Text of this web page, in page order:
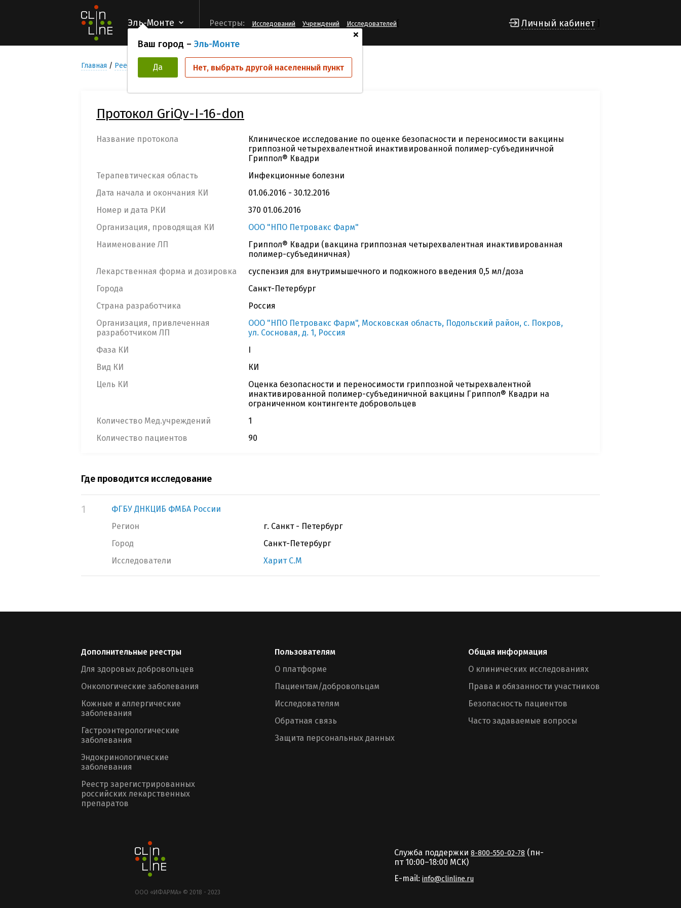
Эль-Монте
+
Ваш город – Эль-Монте
Да Нет, выбрать другой населенный пункт
Реестры: Исследований Учреждений Исследователей Личный кабинет
Главная Реестр Клинических исследований GriQv-I-16-don
Протокол GriQv-I-16-don
Название протокола
Клиническое исследование по оценке безопасности и переносимости вакцины
гриппозной четырехвалентной инактивированной полимер-субъединичной
Гриппол® Квадри
Терапевтическая область
Инфекционные болезни
Дата начала и окончания КИ
01.06.2016 - 30.12.2016
Номер и дата РКИ
370 01.06.2016
Организация, проводящая КИ
ООО "НПО Петровакс Фарм"
Наименование ЛП
Гриппол® Квадри (вакцина гриппозная четырехвалентная инактивированная
полимер-субъединичная)
Лекарственная форма и дозировка
суспензия для внутримышечного и подкожного введения 0,5 мл/доза
Города
Санкт-Петербург
Страна разработчика
Россия
Организация, привлеченная
разработчиком ЛП
ООО "НПО Петровакс Фарм", Московская область, Подольский район, с. Покров,
ул. Сосновая, д. 1, Россия
Фаза КИ
I
Вид КИ
КИ
Цель КИ
Оценка безопасности и переносимости гриппозной четырехвалентной
инактивированной полимер-субъединичной вакцины Гриппол® Квадри на
ограниченном контингенте добровольцев
Количество Мед.учреждений
1
Количество пациентов
90
Где проводится исследование
1
ФГБУ ДНКЦИБ ФМБА России
Регион
г. Санкт - Петербург
Город
Санкт-Петербург
Исследователи
Харит С.М
Дополнительные реестры
Для здоровых добровольцев
Онкологические заболевания
Кожные и аллергические
заболевания
Гастроэнтерологические
заболевания
Эндокринологические
заболевания
Реестр зарегистрированных
российских лекарственных
препаратов
Пользователям
О платформе
Пациентам/добровольцам
Исследователям
Обратная связь
Защита персональных данных
Общая информация
О клинических исследованиях
Права и обязанности участников
Безопасность пациентов
Часто задаваемые вопросы
ООО «ИФАРМА» © 2018 - 2023
Служба поддержки 8-800-550-02-78 (пн-
пт 10:00–18:00 MCК)
E-mail: info@clinline.ru